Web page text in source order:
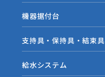
機器据付台
支持具・保持具・結束具
給水システム